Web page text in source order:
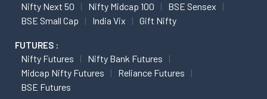
Nifty Next 50
Nifty Midcap 100
BSE Sensex
BSE Small Cap
India Vix Gift Nifty
FUTURES :
Nifty Futures
Nifty Bank Futures
Midcap Nifty Futures
Reliance Futures
BSE Futures